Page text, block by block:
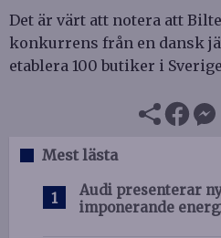
Det är värt att notera att
konkurrens från en dansk
etablera 100 butiker i
Mest lästa
Audi presenterar
imponerande